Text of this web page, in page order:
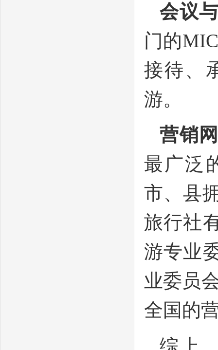
会议
门的
接待、
游。
营销
最广泛
市、县
旅行社
游专业
业委员
全国的
综上